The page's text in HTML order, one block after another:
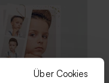
Über Cookies